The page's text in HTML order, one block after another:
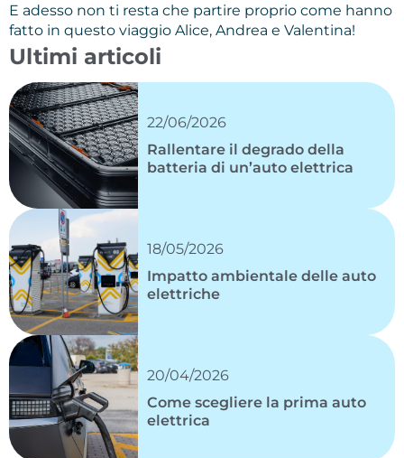
E adesso non ti resta che partire proprio come hanno
fatto in questo viaggio Alice, Andrea e Valentina!
Ultimi articoli
22/06/2026
Rallentare il degrado della
batteria di un’auto elettrica
18/05/2026
Impatto ambientale delle auto
elettriche
20/04/2026
Come scegliere la prima auto
elettrica